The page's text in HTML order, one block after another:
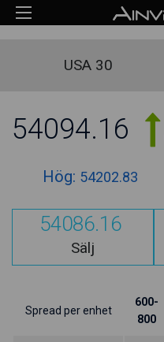
USA 30
54094.16
Hög: 54202.83
54086.16
Sälj
Spread per enhet
600-
800